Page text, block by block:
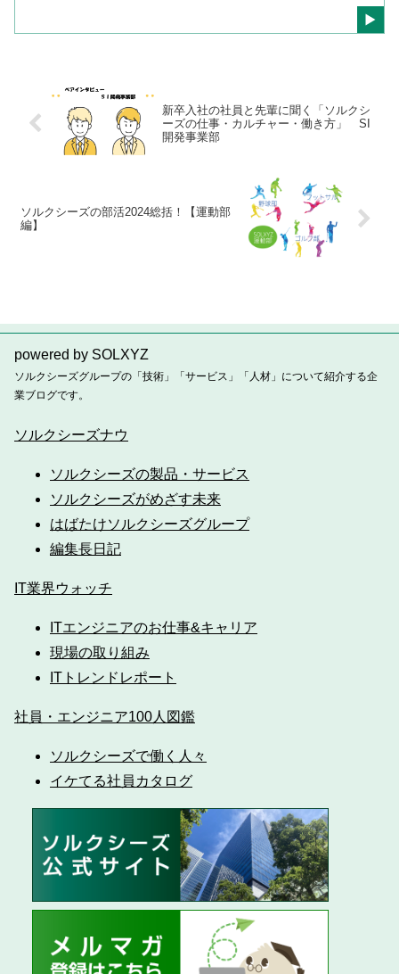
新卒入社の社員と先輩に聞く「ソルクシ
ーズの仕事・カルチャー・働き方」 SI
開発事業部
ソルクシーズの部活2024総括！【運動部
編】
powered by SOLXYZ
ソルクシーズグループの「技術」「サービス」「人材」について紹介する企
業ブログです。
ソルクシーズナウ
ソルクシーズの製品・サービス
ソルクシーズがめざす未来
はばたけソルクシーズグループ
編集長日記
IT業界ウォッチ
ITエンジニアのお仕事&キャリア
現場の取り組み
ITトレンドレポート
社員・エンジニア100人図鑑
ソルクシーズで働く人々
イケてる社員カタログ